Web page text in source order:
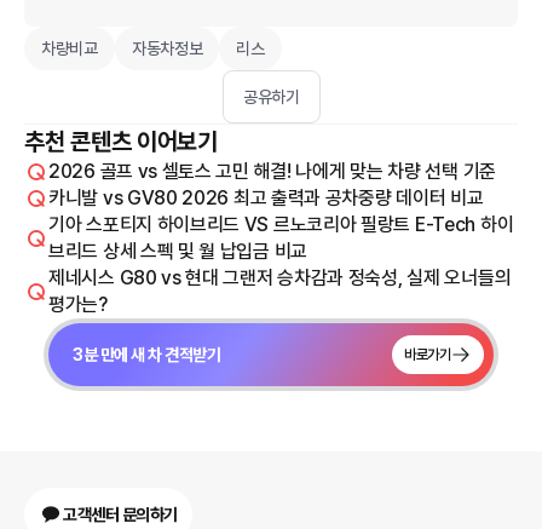
차량비교 자동차정보 리스
공유하기
추천 콘텐츠 이어보기
2026 골프 vs 셀토스 고민 해결! 나에게 맞는 차량 선택 기준
카니발 vs GV80 2026 최고 출력과 공차중량 데이터 비교
기아 스포티지 하이브리드 VS 르노코리아 필랑트 E-Tech 하이
브리드 상세 스펙 및 월 납입금 비교
제네시스 G80 vs 현대 그랜저 승차감과 정숙성, 실제 오너들의
평가는?
3분 만에 새 차 견적받기 바로가기
고객센터 문의하기